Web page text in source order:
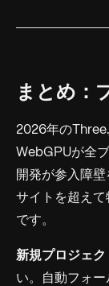
まとめ：
2026年の
WebGPUが全
開発が参入障
サイトを超えて
です。
新規プロジェク
い。自動フォー